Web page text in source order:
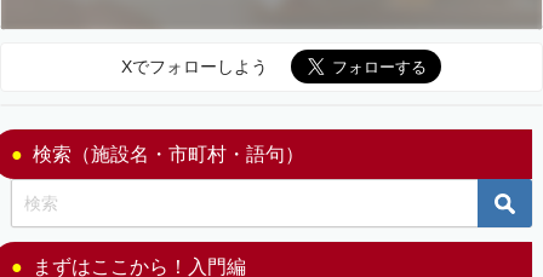
Xでフォローしよう
検索（施設名・市町村・語句）
まずはここから！入門編